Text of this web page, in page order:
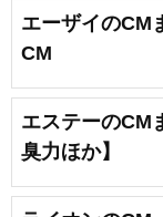
エーザイのCM
CM
エステーのCM
臭力ほか】